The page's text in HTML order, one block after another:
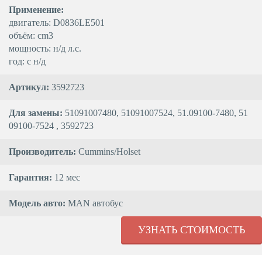
Применение:
двигатель: D0836LE501
объём: cm3
мощность: н/д л.с.
год: с н/д
Артикул: 3592723
Для замены: 51091007480, 51091007524, 51.09100-7480, 51
09100-7524 , 3592723
Производитель: Cummins/Holset
Гарантия: 12 мес
Модель авто: MAN автобуc
УЗНАТЬ СТОИМОСТЬ